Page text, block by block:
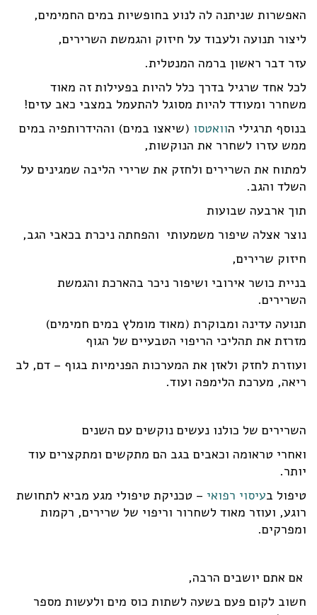
האפשרות שניתנה לה לנוע בחופשיות במים החמימים,
ליצור תנועה ולעבוד על חיזוק והגמשת השרירים,
עזר דבר ראשון ברמה המנטלית.
לכל אחד שרגיל בדרך כלל להיות בפעילות זה מאוד
משחרר ומעודד להיות מסוגל להתעמל במצבי כאב עזים!
בנוסף תרגילי הוואטסו (שיאצו במים) וההידרותפיה במים
ממש עזרו לשחרר את הנוקשות,
למתוח את השרירים ולחזק את שרירי הליבה שמגינים על
השלד והגב.
תוך ארבעה שבועות
נוצר אצלה שיפור משמעותי והפחתה ניכרת בכאבי הגב,
חיזוק שרירים,
בניית כושר אירובי ושיפור ניכר בהארכת והגמשת
השרירים.
תנועה עדינה ומבוקרת (מאוד מומלץ במים חמימים)
מזרזת את תהליכי הריפוי הטבעיים של הגוף
ועוזרת לחזק ולאזן את המערכות הפנימיות בגוף – דם, לב
ריאה, מערכת הלימפה ועוד.
השרירים של כולנו נעשים נוקשים עם השנים
ואחרי טראומה וכאבים בגב הם מתקשים ומתקצרים עוד
יותר.
טיפול בעיסוי רפואי – טכניקת טיפולי מגע מביא לתחושת
רוגע, ועוזר מאוד לשחרור וריפוי של שרירים, רקמות
ומפרקים.
אם אתם יושבים הרבה,
חשוב לקום פעם בשעה לשתות כוס מים ולעשות מספר